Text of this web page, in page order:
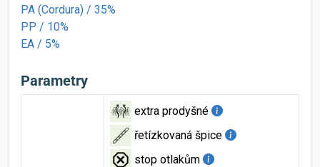
PA (Cordura) / 35%
PP / 10%
EA / 5%
Parametry
extra prodyšné
řetízkovaná špice
stop otlakům